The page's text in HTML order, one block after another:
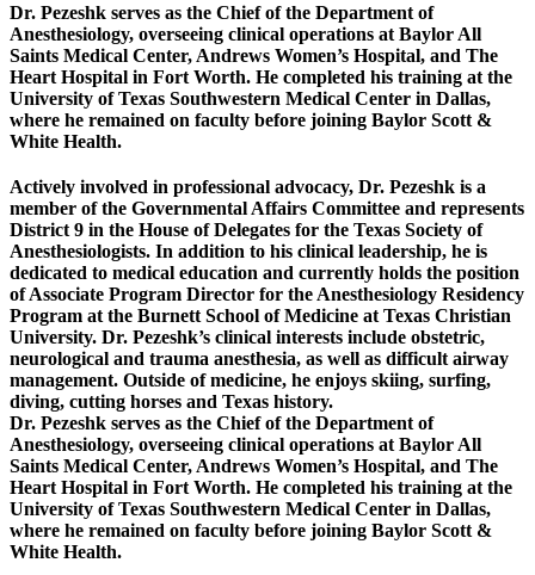
Dr. Pezeshk serves as the Chief of the Department of
Anesthesiology, overseeing clinical operations at Baylor All
Saints Medical Center, Andrews Women’s Hospital, and The
Heart Hospital in Fort Worth. He completed his training at the
University of Texas Southwestern Medical Center in Dallas,
where he remained on faculty before joining Baylor Scott &
White Health.
Actively involved in professional advocacy, Dr. Pezeshk is a
member of the Governmental Affairs Committee and represents
District 9 in the House of Delegates for the Texas Society of
Anesthesiologists. In addition to his clinical leadership, he is
dedicated to medical education and currently holds the position
of Associate Program Director for the Anesthesiology Residency
Program at the Burnett School of Medicine at Texas Christian
University. Dr. Pezeshk’s clinical interests include obstetric,
neurological and trauma anesthesia, as well as difficult airway
management. Outside of medicine, he enjoys skiing, surfing,
diving, cutting horses and Texas history.
Dr. Pezeshk serves as the Chief of the Department of
Anesthesiology, overseeing clinical operations at Baylor All
Saints Medical Center, Andrews Women’s Hospital, and The
Heart Hospital in Fort Worth. He completed his training at the
University of Texas Southwestern Medical Center in Dallas,
where he remained on faculty before joining Baylor Scott &
White Health.